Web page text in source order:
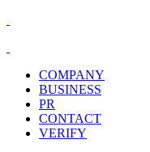
COMPANY
BUSINESS
PR
CONTACT
VERIFY